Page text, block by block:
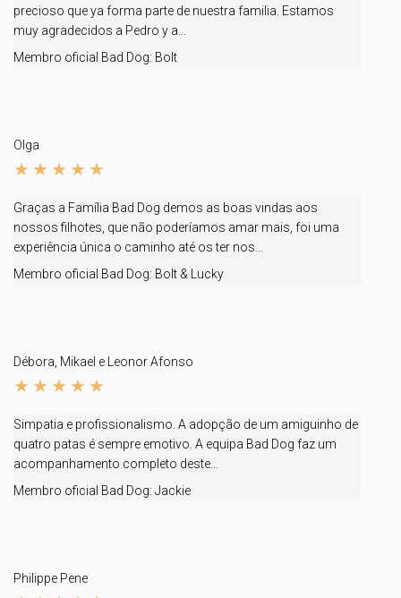
precioso que ya forma parte de nuestra familia. Estamos
muy agradecidos a Pedro y a...
Membro oficial Bad Dog: Bolt
Olga
Graças a Família Bad Dog demos as boas vindas aos
nossos filhotes, que não poderíamos amar mais, foi uma
experiência única o caminho até os ter nos...
Membro oficial Bad Dog: Bolt & Lucky
Débora, Mikael e Leonor Afonso
Simpatia e profissionalismo. A adopção de um amiguinho de
quatro patas é sempre emotivo. A equipa Bad Dog faz um
acompanhamento completo deste...
Membro oficial Bad Dog: Jackie
Philippe Pene